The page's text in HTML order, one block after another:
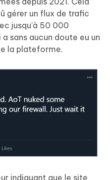
gérer un flux de trafic
jusqu'à 50 000
sans aucun doute eu un
la plateforme.
indiquant que le site